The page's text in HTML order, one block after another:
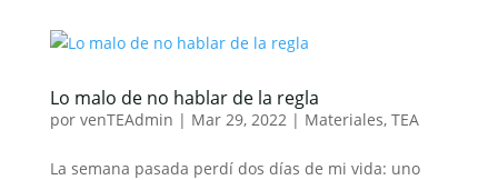
Lo malo de no hablar de la regla
por venTEAdmin | Mar 29, 2022| Materiales, TEA
La semana pasada perdí dos días de mi vida: uno